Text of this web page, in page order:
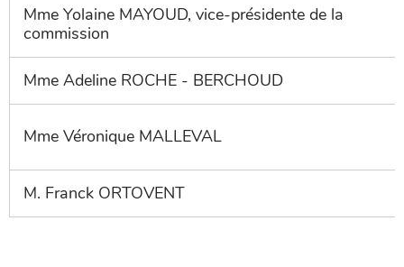
Mme Yolaine MAYOUD, vice-présidente de la
commission
Mme Adeline ROCHE - BERCHOUD
Mme Véronique MALLEVAL
M. Franck ORTOVENT